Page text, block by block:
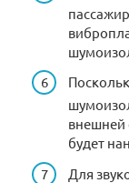
внешней
будет
Для